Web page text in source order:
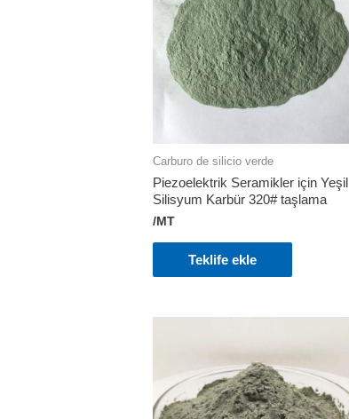
Carburo de silicio verde
Piezoelektrik Seramikler için Yeşil
Silisyum Karbür 320# taşlama
/MT
Teklife ekle